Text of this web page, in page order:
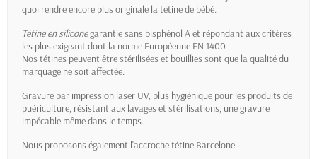
quoi rendre encore plus originale la tétine de bébé.
Tétine en siliconegarantie sans bisphénol A et répondant aux critères
les plus exigeant dont la norme Européenne EN 1400
Nos tétines peuvent être stérilisées et bouillies sont que la qualité du
marquage ne soit affectée.
Gravure par impression laser UV, plus hygiénique pour les produits de
puériculture, résistant aux lavages et stérilisations, une gravure
impécable même dans le temps.
Nous proposons également l'accroche tétine Barcelone